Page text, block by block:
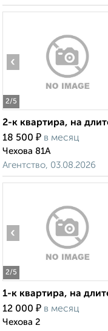
2/5
‹
2-к квартира, на
18 500 ₽ в месяц
Чехова 81А
Агентство, 03.08.2026
2/5
‹
1-к квартира, на
12 000 ₽ в месяц
Чехова 2